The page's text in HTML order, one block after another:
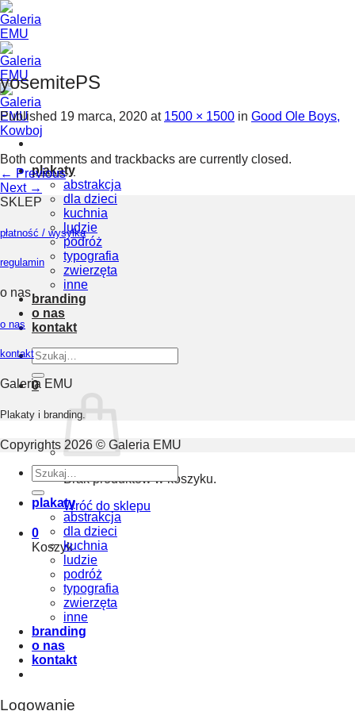
Skip
to
content
plakaty
abstrakcja
dla dzieci
kuchnia
ludzie
podróż
typografia
zwierzęta
inne
branding
o nas
kontakt
Szukaj:
0
Brak produktów w koszyku.
Wróć do sklepu
0
Koszyk
yosemitePS
Published 19 marca, 2020 at 1500 × 1500 in Good Ole Boys,
Kowboj
Both comments and trackbacks are currently closed.
← Previous
Next →
SKLEP
płatność / wysyłka
regulamin
o nas
o nas
kontakt
Galeria EMU
Plakaty i branding.
Copyrights 2026 © Galeria EMU
Szukaj:
plakaty
abstrakcja
dla dzieci
kuchnia
ludzie
podróż
typografia
zwierzęta
inne
branding
o nas
kontakt
Logowanie